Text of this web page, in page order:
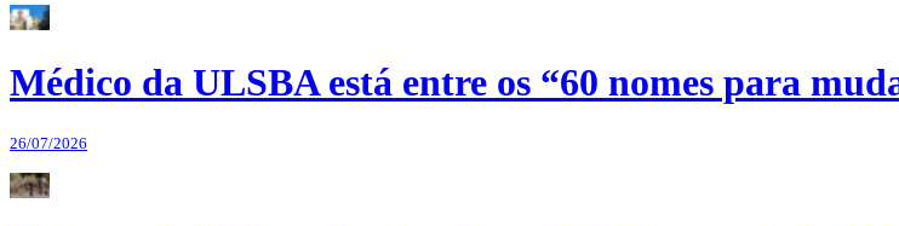
Médico da ULSBA está entre os “60 nomes para
26/07/2026